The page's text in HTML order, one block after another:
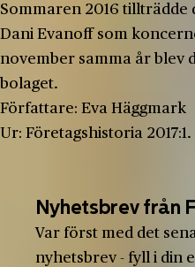
Sommaren 2016
Dani Evanoff som
november samma år blev
bolaget.
Författare: Eva Häggmark
Ur: Företagshistoria 2017:1.
Nyhetsbrev från
Var först med det
nyhetsbrev - fyll i din